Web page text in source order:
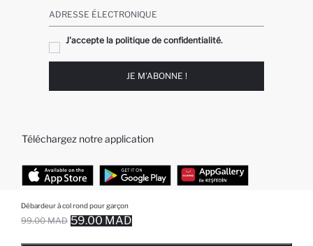
Débardeur à col rond pour garçon
99.00 MAD 59.00 MAD
ADRESSE ÉLECTRONIQUE
J'accepte la politique de confidentialité.
JE M'ABONNE !
Téléchargez notre application
TOP CATÉGORIES